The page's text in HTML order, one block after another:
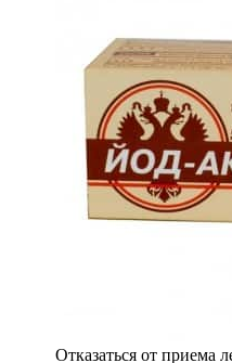
Отказаться от приема